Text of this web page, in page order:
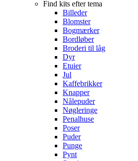
Find kits efter tema
Billeder
Blomster
Bogmærker
Bordløber
Broderi til låg
Dyr
Etuier
Jul
Kaffebrikker
Knapper
Nålepuder
Nøgleringe
Penalhuse
Poser
Puder
Punge
Pynt